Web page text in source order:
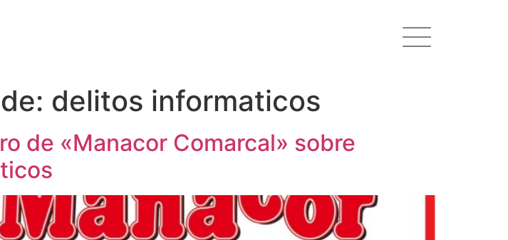
delitos informaticos
de «Manacor Comarcal» sobre